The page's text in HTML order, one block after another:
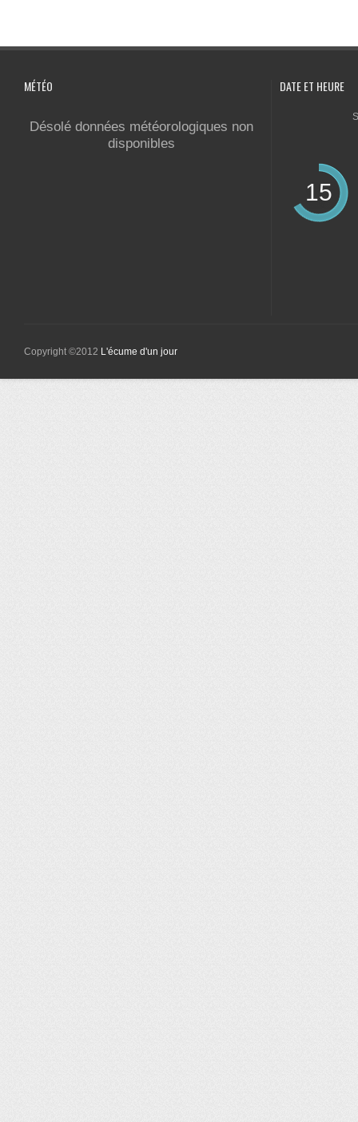
MÉTÉO
Désolé données météorologiques non
disponibles
DATE ET HEURE
15
Copyright ©2012 L'écume d'un jour